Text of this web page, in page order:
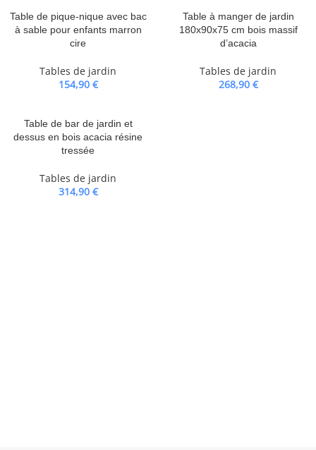
Table de pique-nique avec bac
à sable pour enfants marron
cire
Tables de jardin
154,90 €
Table à manger de jardin
180x90x75 cm bois massif
d’acacia
Tables de jardin
268,90 €
Table de bar de jardin et
dessus en bois acacia résine
tressée
Tables de jardin
314,90 €